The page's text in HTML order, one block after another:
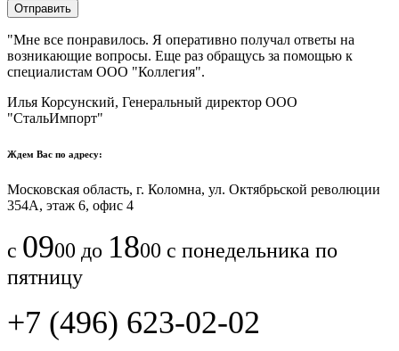
"Мне все понравилось.​ ​Я оперативно получал ответы на
возникающие вопросы. Еще раз обращусь за помощью к
специалистам ООО "Коллегия".​
Илья Корсунский, Генеральный директор ООО
"СтальИмпорт"
Ждем Вас по адресу:
Московская область, г. Коломна, ул. Октябрьской революции
354А, этаж 6, офис 4
с 0900 до 1800 с понедельника по
пятницу
+7 (496) 623-02-02